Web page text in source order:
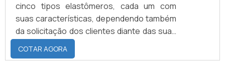
cinco tipos elastômeros, cada um com
suas características, dependendo também
da solicitação dos clientes diante das suas
necessidades..CONHEÇA A
CARACTERÍSTICA DE CADA ELASTÔMERO
COTAR AGORA